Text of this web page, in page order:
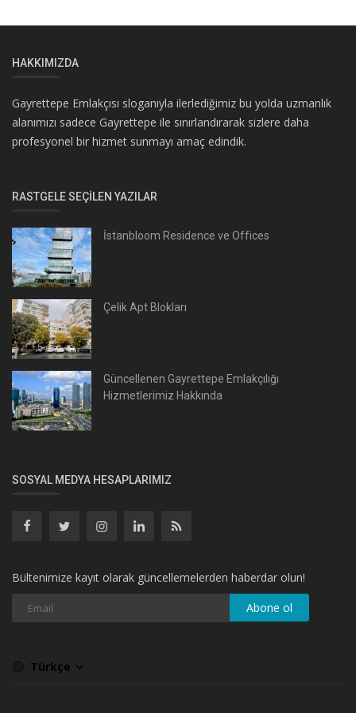
HAKKIMIZDA
Gayrettepe Emlakçısı sloganıyla ilerlediğimiz bu yolda uzmanlık
alanımızı sadece Gayrettepe ile sınırlandırarak sizlere daha
profesyonel bir hizmet sunmayı amaç edindik.
RASTGELE SEÇILEN YAZILAR
İstanbloom Residence ve Offices
Çelik Apt Blokları
Güncellenen Gayrettepe Emlakçılığı
Hizmetlerimiz Hakkında
SOSYAL MEDYA HESAPLARIMIZ
Bültenimize kayıt olarak güncellemelerden haberdar olun!
Abone ol
Türkçe